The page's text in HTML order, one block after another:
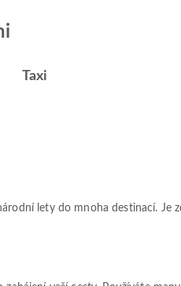
Taxi
lety do mnoha destinací. Je